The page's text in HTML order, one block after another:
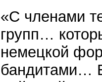
«С членами
групп…
немецкой
бандитами…